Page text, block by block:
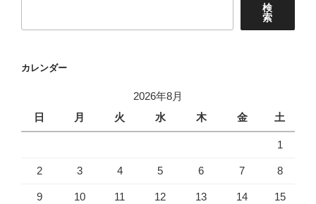
検
索
カレンダー
2026年8月
日
月 火 水 木 金 土
1
2 3 4 5 6 7 8
9 10 11 12 13 14 15